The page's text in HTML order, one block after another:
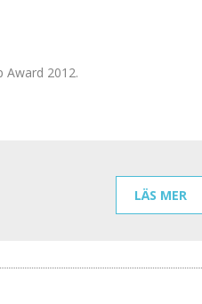
Award 2012.
LÄS MER